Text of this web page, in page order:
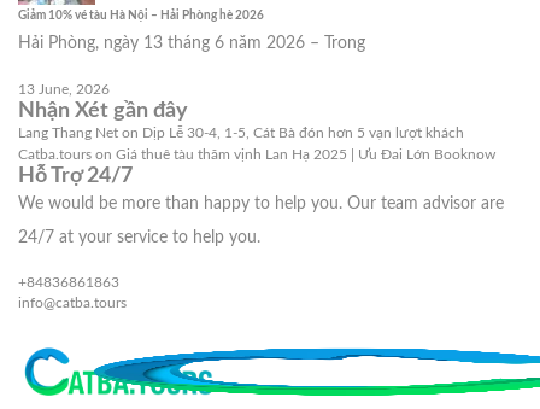
Giảm 10% vé tàu Hà Nội – Hải Phòng hè 2026
Hải Phòng, ngày 13 tháng 6 năm 2026 – Trong
13 June, 2026
Nhận Xét gần đây
Lang Thang Net on Dịp Lễ 30-4, 1-5, Cát Bà đón hơn 5 vạn lượt khách
Catba.tours on Giá thuê tàu thăm vịnh Lan Hạ 2025 | Ưu Đai Lớn Booknow
Hỗ Trợ 24/7
We would be more than happy to help you. Our team advisor are
24/7 at your service to help you.
+84836861863
info@catba.tours